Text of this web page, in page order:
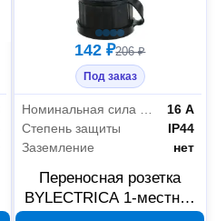
142 ₽206 ₽
Под заказ
16 А
Степень защиты
IP44
Заземление
нет
Переносная розетка
BYLECTRICA 1-местная